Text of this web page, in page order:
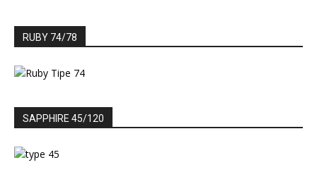
RUBY 74/78
SAPPHIRE 45/120